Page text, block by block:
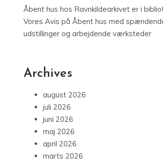
Åbent hus hos Ravnkildearkivet er i
Vores Avis på Åbent hus med
udstillinger og arbejdende værksteder
Archives
august 2026
juli 2026
juni 2026
maj 2026
april 2026
marts 2026